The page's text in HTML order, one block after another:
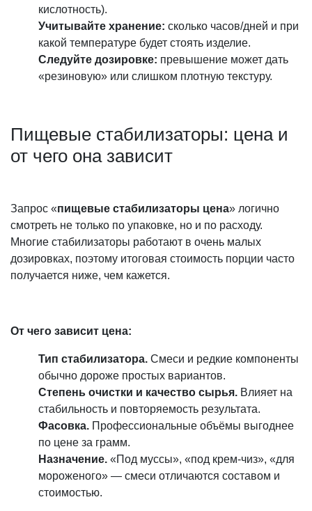
кислотность).
Учитывайте хранение: сколько часов/дней и при
какой температуре будет стоять изделие.
Следуйте дозировке: превышение может дать
«резиновую» или слишком плотную текстуру.
Пищевые стабилизаторы: цена и
от чего она зависит
Запрос «пищевые стабилизаторы цена» логично
смотреть не только по упаковке, но и по расходу.
Многие стабилизаторы работают в очень малых
дозировках, поэтому итоговая стоимость порции часто
получается ниже, чем кажется.
От чего зависит цена:
Тип стабилизатора. Смеси и редкие компоненты
обычно дороже простых вариантов.
Степень очистки и качество сырья. Влияет на
стабильность и повторяемость результата.
Фасовка. Профессиональные объёмы выгоднее
по цене за грамм.
Назначение. «Под муссы», «под крем-чиз», «для
мороженого» — смеси отличаются составом и
стоимостью.